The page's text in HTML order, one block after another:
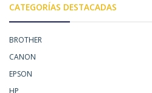
CATEGORÍAS DESTACADAS
BROTHER
CANON
EPSON
HP